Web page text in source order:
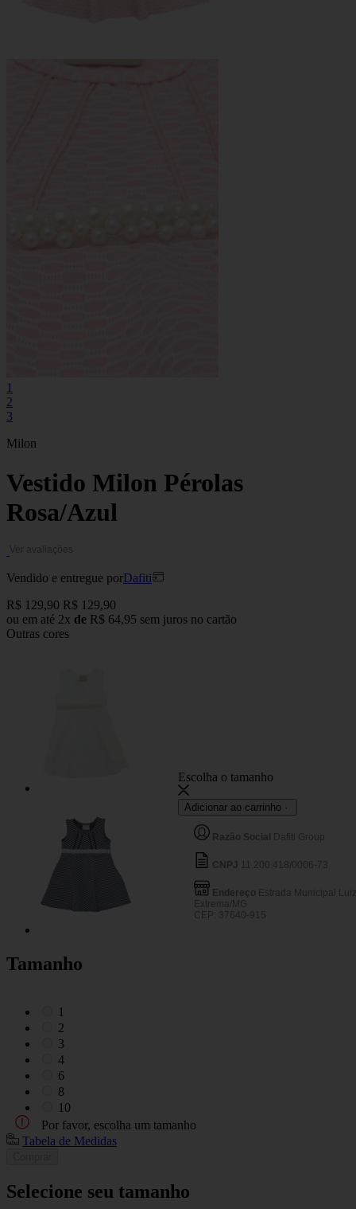
1
2
3
Milon
Vestido Milon Pérolas
Rosa/Azul
Ver avaliações
Vendido e entregue porDafiti
Dafiti
Razão Social Dafiti Group
CNPJ 11.200.418/0006-73
Endereço Estrada Municipal
Extrema/MG
CEP: 37640-915
R$ 129,90 R$ 129,90
ou em até 2x de R$ 64,95 sem juros no cartão
Outras cores
Tamanho
1
2
3
4
6
8
10
Por favor, escolha um tamanho
Tabela de Medidas
Selecione seu tamanho
Escolha o tamanho
Adicionar ao carrinho ·